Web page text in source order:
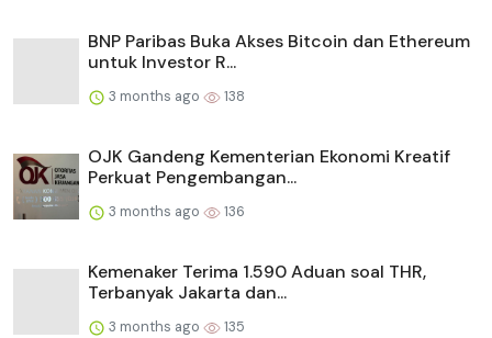
BNP Paribas Buka Akses Bitcoin dan Ethereum
untuk Investor R...
3 months ago 138
OJK Gandeng Kementerian Ekonomi Kreatif
Perkuat Pengembangan...
3 months ago 136
Kemenaker Terima 1.590 Aduan soal THR,
Terbanyak Jakarta dan...
3 months ago 135